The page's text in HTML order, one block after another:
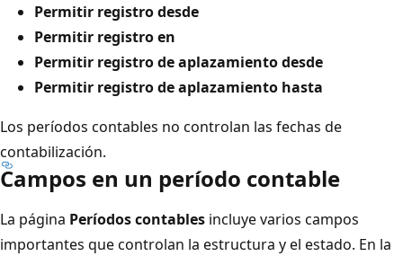
Permitir registro desde
Permitir registro en
Permitir registro de aplazamiento desde
Permitir registro de aplazamiento hasta
Los períodos contables no controlan las fechas de
contabilización.
Campos en un período contable
La página Períodos contables incluye varios campos
importantes que controlan la estructura y el estado. En la